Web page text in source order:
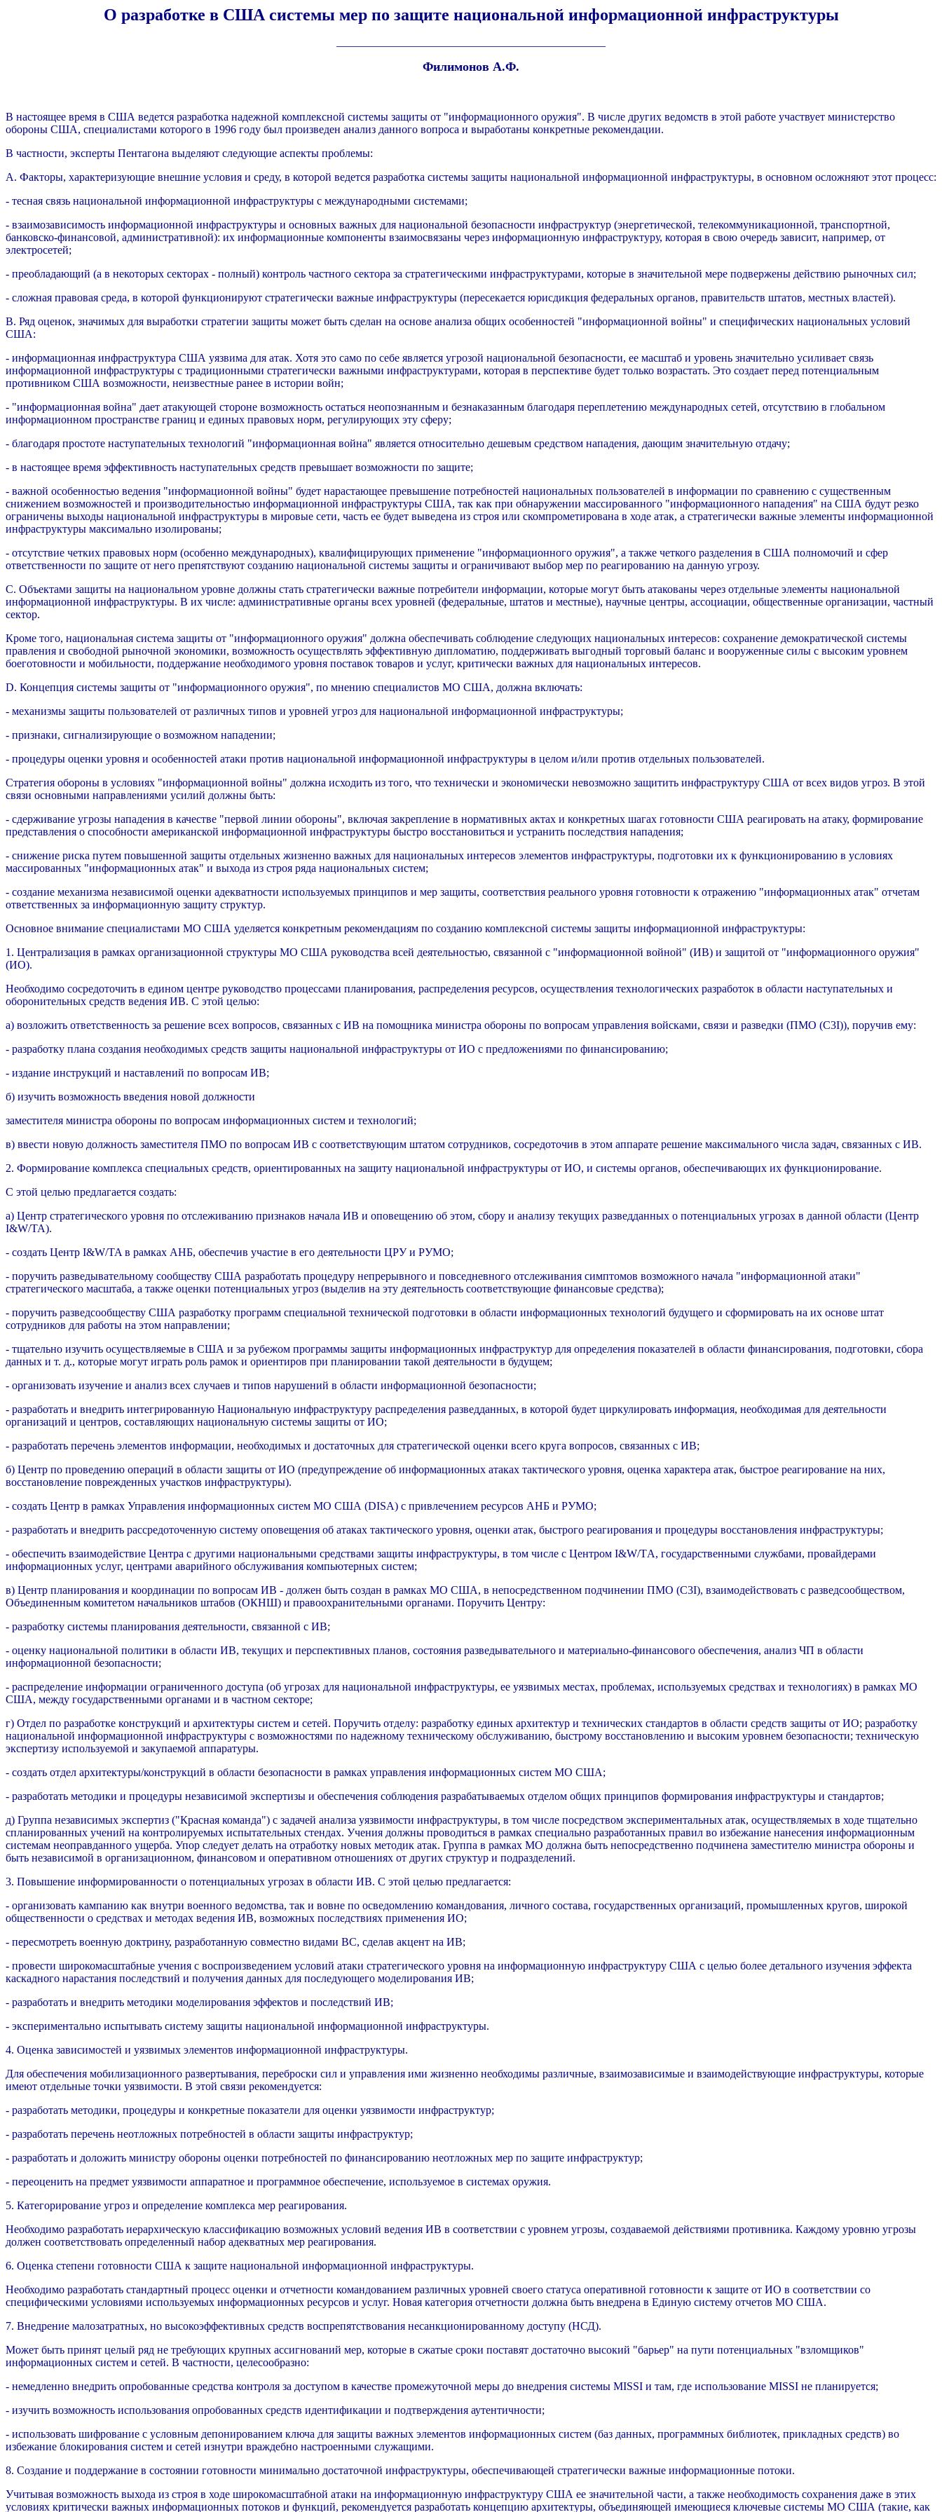
О разработке в США системы мер по защите национальной информационной инфраструктуры
Филимонов А.Ф.
В настоящее время в США ведется разработка надежной комплексной системы защиты от "информационного оружия". В числе других ведомств в этой работе участвует министерство
обороны США, специалистами которого в 1996 году был произведен анализ данного вопроса и выработаны конкретные рекомендации.
В частности, эксперты Пентагона выделяют следующие аспекты проблемы:
A. Факторы, характеризующие внешние условия и среду, в которой ведется разработка системы защиты национальной информационной инфраструктуры, в основном осложняют этот процесс:
- тесная связь национальной информационной инфраструктуры с международными системами;
- взаимозависимость информационной инфраструктуры и основных важных для национальной безопасности инфраструктур (энергетической, телекоммуникационной, транспортной,
банковско-финансовой, административной): их информационные компоненты взаимосвязаны через информационную инфраструктуру, которая в свою очередь зависит, например, от
электросетей;
- преобладающий (а в некоторых секторах - полный) контроль частного сектора за стратегическими инфраструктурами, которые в значительной мере подвержены действию рыночных сил;
- сложная правовая среда, в которой функционируют стратегически важные инфраструктуры (пересекается юрисдикция федеральных органов, правительств штатов, местных властей).
B. Ряд оценок, значимых для выработки стратегии защиты может быть сделан на основе анализа общих особенностей "информационной войны" и специфических национальных условий
США:
- информационная инфраструктура США уязвима для атак. Хотя это само по себе является угрозой национальной безопасности, ее масштаб и уровень значительно усиливает связь
информационной инфраструктуры с традиционными стратегически важными инфраструктурами, которая в перспективе будет только возрастать. Это создает перед потенциальным
противником США возможности, неизвестные ранее в истории войн;
- "информационная война" дает атакующей стороне возможность остаться неопознанным и безнаказанным благодаря переплетению международных сетей, отсутствию в глобальном
информационном пространстве границ и единых правовых норм, регулирующих эту сферу;
- благодаря простоте наступательных технологий "информационная война" является относительно дешевым средством нападения, дающим значительную отдачу;
- в настоящее время эффективность наступательных средств превышает возможности по защите;
- важной особенностью ведения "информационной войны" будет нарастающее превышение потребностей национальных пользователей в информации по сравнению с существенным
снижением возможностей и производительностью информационной инфраструктуры США, так как при обнаружении массированного "информационного нападения" на США будут резко
ограничены выходы национальной инфраструктуры в мировые сети, часть ее будет выведена из строя или скомпрометирована в ходе атак, а стратегически важные элементы информационной
инфраструктуры максимально изолированы;
- отсутствие четких правовых норм (особенно международных), квалифицирующих применение "информационного оружия", а также четкого разделения в США полномочий и сфер
ответственности по защите от него препятствуют созданию национальной системы защиты и ограничивают выбор мер по реагированию на данную угрозу.
C. Объектами защиты на национальном уровне должны стать стратегически важные потребители информации, которые могут быть атакованы через отдельные элементы национальной
информационной инфраструктуры. В их числе: административные органы всех уровней (федеральные, штатов и местные), научные центры, ассоциации, общественные организации, частный
сектор.
Кроме того, национальная система защиты от "информационного оружия" должна обеспечивать соблюдение следующих национальных интересов: сохранение демократической системы
правления и свободной рыночной экономики, возможность осуществлять эффективную дипломатию, поддерживать выгодный торговый баланс и вооруженные силы с высоким уровнем
боеготовности и мобильности, поддержание необходимого уровня поставок товаров и услуг, критически важных для национальных интересов.
D. Концепция системы защиты от "информационного оружия", по мнению специалистов МО США, должна включать:
- механизмы защиты пользователей от различных типов и уровней угроз для национальной информационной инфраструктуры;
- признаки, сигнализирующие о возможном нападении;
- процедуры оценки уровня и особенностей атаки против национальной информационной инфраструктуры в целом и/или против отдельных пользователей.
Стратегия обороны в условиях "информационной войны" должна исходить из того, что технически и экономически невозможно защитить инфраструктуру США от всех видов угроз. В этой
связи основными направлениями усилий должны быть:
- сдерживание угрозы нападения в качестве "первой линии обороны", включая закрепление в нормативных актах и конкретных шагах готовности США реагировать на атаку, формирование
представления о способности американской информационной инфраструктуры быстро восстановиться и устранить последствия нападения;
- снижение риска путем повышенной защиты отдельных жизненно важных для национальных интересов элементов инфраструктуры, подготовки их к функционированию в условиях
массированных "информационных атак" и выхода из строя ряда национальных систем;
- создание механизма независимой оценки адекватности используемых принципов и мер защиты, соответствия реального уровня готовности к отражению "информационных атак" отчетам
ответственных за информационную защиту структур.
Основное внимание специалистами МО США уделяется конкретным рекомендациям по созданию комплексной системы защиты информационной инфраструктуры:
1. Централизация в рамках организационной структуры МО США руководства всей деятельностью, связанной с "информационной войной" (ИВ) и защитой от "информационного оружия"
(ИО).
Необходимо сосредоточить в едином центре руководство процессами планирования, распределения ресурсов, осуществления технологических разработок в области наступательных и
оборонительных средств ведения ИВ. С этой целью:
а) возложить ответственность за решение всех вопросов, связанных с ИВ на помощника министра обороны по вопросам управления войсками, связи и разведки (ПМО (C3I)), поручив ему:
- разработку плана создания необходимых средств защиты национальной инфраструктуры от ИО с предложениями по финансированию;
- издание инструкций и наставлений по вопросам ИВ;
б) изучить возможность введения новой должности
заместителя министра обороны по вопросам информационных систем и технологий;
в) ввести новую должность заместителя ПМО по вопросам ИВ с соответствующим штатом сотрудников, сосредоточив в этом аппарате решение максимального числа задач, связанных с ИВ.
2. Формирование комплекса специальных средств, ориентированных на защиту национальной инфраструктуры от ИО, и системы органов, обеспечивающих их функционирование.
С этой целью предлагается создать:
а) Центр стратегического уровня по отслеживанию признаков начала ИВ и оповещению об этом, сбору и анализу текущих разведданных о потенциальных угрозах в данной области (Центр
I&W/TA).
- создать Центр I&W/TA в рамках АНБ, обеспечив участие в его деятельности ЦРУ и РУМО;
- поручить разведывательному сообществу США разработать процедуру непрерывного и повседневного отслеживания симптомов возможного начала "информационной атаки"
стратегического масштаба, а также оценки потенциальных угроз (выделив на эту деятельность соответствующие финансовые средства);
- поручить разведсообществу США разработку программ специальной технической подготовки в области информационных технологий будущего и сформировать на их основе штат
сотрудников для работы на этом направлении;
- тщательно изучить осуществляемые в США и за рубежом программы защиты информационных инфраструктур для определения показателей в области финансирования, подготовки, сбора
данных и т. д., которые могут играть роль рамок и ориентиров при планировании такой деятельности в будущем;
- организовать изучение и анализ всех случаев и типов нарушений в области информационной безопасности;
- разработать и внедрить интегрированную Национальную инфраструктуру распределения разведданных, в которой будет циркулировать информация, необходимая для деятельности
организаций и центров, составляющих национальную системы защиты от ИО;
- разработать перечень элементов информации, необходимых и достаточных для стратегической оценки всего круга вопросов, связанных с ИВ;
б) Центр по проведению операций в области защиты от ИО (предупреждение об информационных атаках тактического уровня, оценка характера атак, быстрое реагирование на них,
восстановление поврежденных участков инфраструктуры).
- создать Центр в рамках Управления информационных систем МО США (DISA) с привлечением ресурсов АНБ и РУМО;
- разработать и внедрить рассредоточенную систему оповещения об атаках тактического уровня, оценки атак, быстрого реагирования и процедуры восстановления инфраструктуры;
- обеспечить взаимодействие Центра с другими национальными средствами защиты инфраструктуры, в том числе с Центром I&W/TА, государственными службами, провайдерами
информационных услуг, центрами аварийного обслуживания компьютерных систем;
в) Центр планирования и координации по вопросам ИВ - должен быть создан в рамках МО США, в непосредственном подчинении ПМО (C3I), взаимодействовать с разведсообществом,
Объединенным комитетом начальников штабов (ОКНШ) и правоохранительными органами. Поручить Центру:
- разработку системы планирования деятельности, связанной с ИВ;
- оценку национальной политики в области ИВ, текущих и перспективных планов, состояния разведывательного и материально-финансового обеспечения, анализ ЧП в области
информационной безопасности;
- распределение информации ограниченного доступа (об угрозах для национальной инфраструктуры, ее уязвимых местах, проблемах, используемых средствах и технологиях) в рамках МО
США, между государственными органами и в частном секторе;
г) Отдел по разработке конструкций и архитектуры систем и сетей. Поручить отделу: разработку единых архитектур и технических стандартов в области средств защиты от ИО; разработку
национальной информационной инфраструктуры с возможностями по надежному техническому обслуживанию, быстрому восстановлению и высоким уровнем безопасности; техническую
экспертизу используемой и закупаемой аппаратуры.
- создать отдел архитектуры/конструкций в области безопасности в рамках управления информационных систем МО США;
- разработать методики и процедуры независимой экспертизы и обеспечения соблюдения разрабатываемых отделом общих принципов формирования инфраструктуры и стандартов;
д) Группа независимых экспертиз ("Красная команда") с задачей анализа уязвимости инфраструктуры, в том числе посредством экспериментальных атак, осуществляемых в ходе тщательно
спланированных учений на контролируемых испытательных стендах. Учения должны проводиться в рамках специально разработанных правил во избежание нанесения информационным
системам неоправданного ущерба. Упор следует делать на отработку новых методик атак. Группа в рамках МО должна быть непосредственно подчинена заместителю министра обороны и
быть независимой в организационном, финансовом и оперативном отношениях от других структур и подразделений.
3. Повышение информированности о потенциальных угрозах в области ИВ. С этой целью предлагается:
- организовать кампанию как внутри военного ведомства, так и вовне по осведомлению командования, личного состава, государственных организаций, промышленных кругов, широкой
общественности о средствах и методах ведения ИВ, возможных последствиях применения ИО;
- пересмотреть военную доктрину, разработанную совместно видами ВС, сделав акцент на ИВ;
- провести широкомасштабные учения с воспроизведением условий атаки стратегического уровня на информационную инфраструктуру США с целью более детального изучения эффекта
каскадного нарастания последствий и получения данных для последующего моделирования ИВ;
- разработать и внедрить методики моделирования эффектов и последствий ИВ;
- экспериментально испытывать систему защиты национальной информационной инфраструктуры.
4. Оценка зависимостей и уязвимых элементов информационной инфраструктуры.
Для обеспечения мобилизационного развертывания, переброски сил и управления ими жизненно необходимы различные, взаимозависимые и взаимодействующие инфраструктуры, которые
имеют отдельные точки уязвимости. В этой связи рекомендуется:
- разработать методики, процедуры и конкретные показатели для оценки уязвимости инфраструктур;
- разработать перечень неотложных потребностей в области защиты инфраструктур;
- разработать и доложить министру обороны оценки потребностей по финансированию неотложных мер по защите инфраструктур;
- переоценить на предмет уязвимости аппаратное и программное обеспечение, используемое в системах оружия.
5. Категорирование угроз и определение комплекса мер реагирования.
Необходимо разработать иерархическую классификацию возможных условий ведения ИВ в соответствии с уровнем угрозы, создаваемой действиями противника. Каждому уровню угрозы
должен соответствовать определенный набор адекватных мер реагирования.
6. Оценка степени готовности США к защите национальной информационной инфраструктуры.
Необходимо разработать стандартный процесс оценки и отчетности командованием различных уровней своего статуса оперативной готовности к защите от ИО в соответствии со
специфическими условиями используемых информационных ресурсов и услуг. Новая категория отчетности должна быть внедрена в Единую систему отчетов МО США.
7. Внедрение малозатратных, но высокоэффективных средств воспрепятствования несанкционированному доступу (НСД).
Может быть принят целый ряд не требующих крупных ассигнований мер, которые в сжатые сроки поставят достаточно высокий "барьер" на пути потенциальных "взломщиков"
информационных систем и сетей. В частности, целесообразно:
- немедленно внедрить опробованные средства контроля за доступом в качестве промежуточной меры до внедрения системы MISSI и там, где использование MISSI не планируется;
- изучить возможность использования опробованных средств идентификации и подтверждения аутентичности;
- использовать шифрование с условным депонированием ключа для защиты важных элементов информационных систем (баз данных, программных библиотек, прикладных средств) во
избежание блокирования систем и сетей изнутри враждебно настроенными служащими.
8. Создание и поддержание в состоянии готовности минимально достаточной инфраструктуры, обеспечивающей стратегически важные информационные потоки.
Учитывая возможность выхода из строя в ходе широкомасштабной атаки на информационную инфраструктуру США ее значительной части, а также необходимость сохранения даже в этих
условиях критически важных информационных потоков и функций, рекомендуется разработать концепцию архитектуры, объединяющей имеющиеся ключевые системы МО США (такие, как